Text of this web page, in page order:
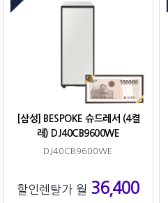
[삼성] BESPOKE 슈드레서 (4켤
레) DJ40CB9600WE
DJ40CB9600WE
할인렌탈가 월 36,400